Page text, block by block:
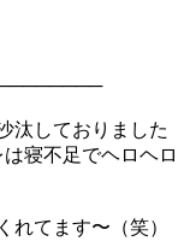
汰しておりました
寝不足でヘロヘロ
れてます〜（笑）